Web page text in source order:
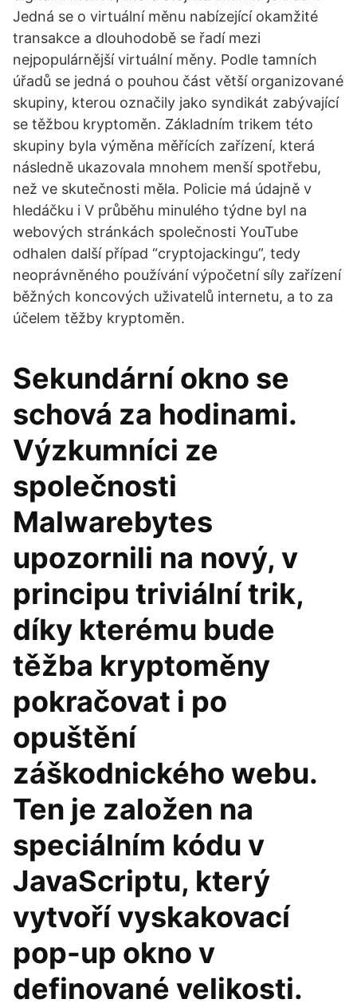
Jedná se o virtuální měnu nabízející okamžité
transakce a dlouhodobě se řadí mezi
nejpopulárnější virtuální měny. Podle tamních
úřadů se jedná o pouhou část větší organizované
skupiny, kterou označily jako syndikát zabývající
se těžbou kryptoměn. Základním trikem této
skupiny byla výměna měřících zařízení, která
následně ukazovala mnohem menší spotřebu,
než ve skutečnosti měla. Policie má údajně v
hledáčku i V průběhu minulého týdne byl na
webových stránkách společnosti YouTube
odhalen další případ “cryptojackingu”, tedy
neoprávněného používání výpočetní síly zařízení
běžných koncových uživatelů internetu, a to za
účelem těžby kryptoměn.
Sekundární okno se
schová za hodinami.
Výzkumníci ze
společnosti
Malwarebytes
upozornili na nový, v
principu triviální trik,
díky kterému bude
těžba kryptoměny
pokračovat i po
opuštění
záškodnického webu.
Ten je založen na
speciálním kódu v
JavaScriptu, který
vytvoří vyskakovací
pop-up okno v
definované velikosti.